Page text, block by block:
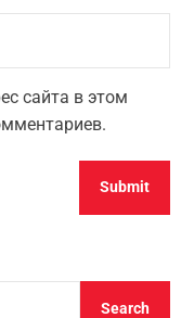
сайта в этом
Search